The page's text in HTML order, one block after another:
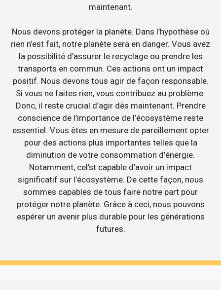
maintenant.
Nous devons protéger la planète. Dans l’hypothèse où
rien n’est fait, notre planète sera en danger. Vous avez
la possibilité d’assurer le recyclage ou prendre les
transports en commun. Ces actions ont un impact
positif. Nous devons tous agir de façon responsable.
Si vous ne faites rien, vous contribuez au problème.
Donc, il reste crucial d’agir dès maintenant. Prendre
conscience de l’importance de l’écosystème reste
essentiel. Vous êtes en mesure de pareillement opter
pour des actions plus importantes telles que la
diminution de votre consommation d’énergie.
Notamment, cel’st capable d’avoir un impact
significatif sur l’écosystème. De cette façon, nous
sommes capables de tous faire notre part pour
protéger notre planète. Grâce à ceci, nous pouvons
espérer un avenir plus durable pour les générations
futures.